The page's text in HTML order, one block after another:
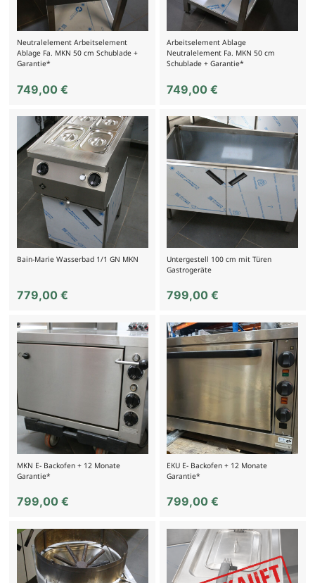
Neutralelement Arbeitselement
Ablage Fa. MKN 50 cm Schublade +
Garantie*
749,00 €
Arbeitselement Ablage
Neutralelement Fa. MKN 50 cm
Schublade + Garantie*
749,00€
Bain-Marie Wasserbad 1/1 GN MKN
779,00 €
Untergestell 100 cm mit Türen
Gastrogeräte
799,00€
MKN E- Backofen + 12 Monate
Garantie*
799,00 €
EKU E- Backofen + 12 Monate
Garantie*
799,00€